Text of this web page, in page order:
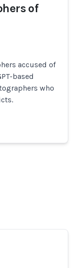
of
accused of
based
who